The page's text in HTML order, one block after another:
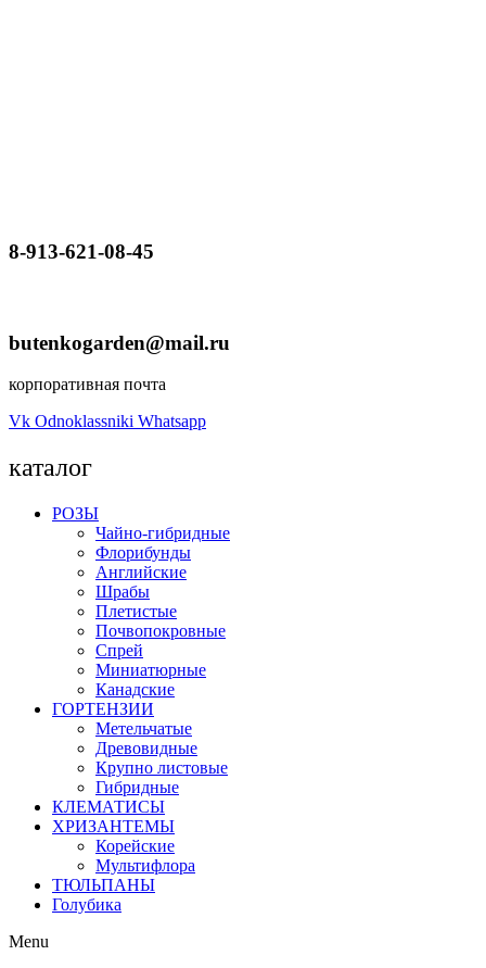
8-913-621-08-45
butenkogarden@mail.ru
корпоративная почта
Vk Odnoklassniki Whatsapp
каталог
РОЗЫ
Чайно-гибридные
Флорибунды
Английские
Шрабы
Плетистые
Почвопокровные
Спрей
Миниатюрные
Канадские
ГОРТЕНЗИИ
Метельчатые
Древовидные
Крупно листовые
Гибридные
КЛЕМАТИСЫ
ХРИЗАНТЕМЫ
Корейские
Мультифлора
ТЮЛЬПАНЫ
Голубика
Menu